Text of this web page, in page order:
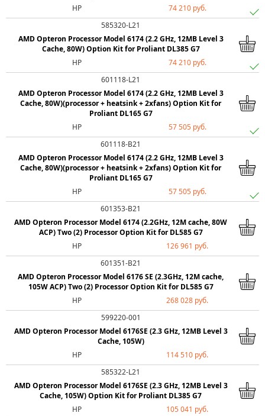
HP
74 210 руб.
585320-L21
AMD Opteron Processor Model 6174 (2.2 GHz, 12MB Level 3
Cache, 80W) Option Kit for Proliant DL385 G7
HP
74 210 руб.
601118-L21
AMD Opteron Processor Model 6174 (2.2 GHz, 12MB Level 3
Cache, 80W)(processor + heatsink + 2xfans) Option Kit for
Proliant DL165 G7
HP
57 505 руб.
601118-B21
AMD Opteron Processor Model 6174 (2.2 GHz, 12MB Level 3
Cache, 80W)(processor + heatsink + 2xfans) Option Kit for
Proliant DL165 G7
HP
57 505 руб.
601353-B21
AMD Opteron Processor Model 6174 (2.2GHz, 12M cache, 80W
ACP) Two (2) Processor Option Kit for DL585 G7
HP
126 961 руб.
601351-B21
AMD Opteron Processor Model 6176 SE (2.3GHz, 12M cache,
105W ACP) Two (2) Processor Option Kit for DL585 G7
HP
268 028 руб.
599220-001
AMD Opteron Processor Model 6176SE (2.3 GHz, 12MB Level 3
Cache, 105W)
HP
114 510 руб.
585322-L21
AMD Opteron Processor Model 6176SE (2.3 GHz, 12MB Level 3
Cache, 105W) Option Kit for Proliant DL385 G7
HP
105 041 руб.